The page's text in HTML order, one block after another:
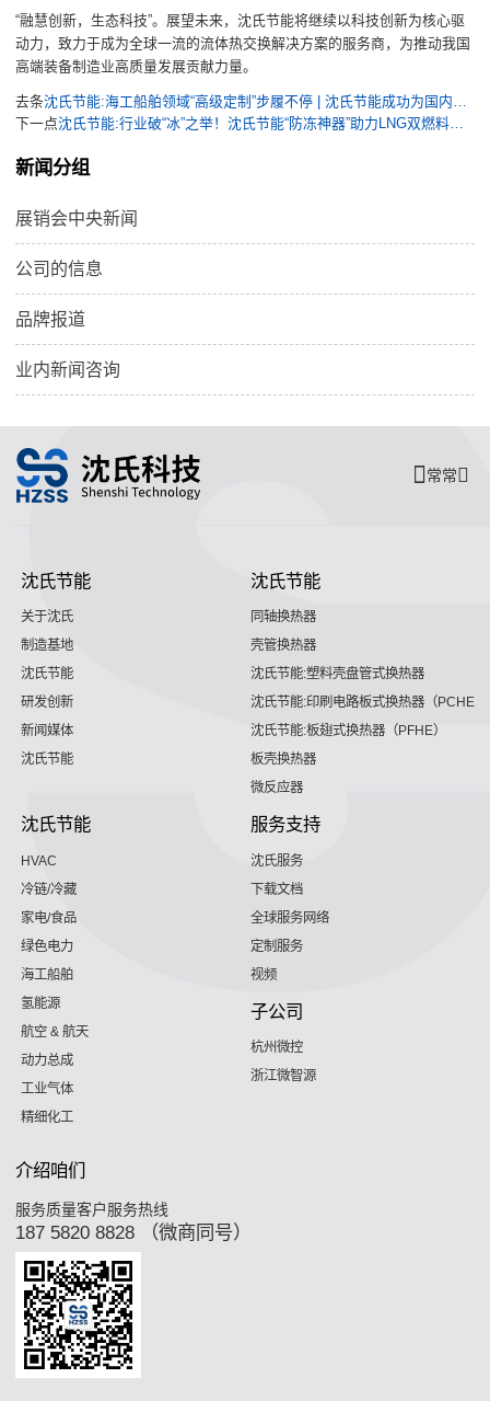
“融慧创新，生态科技”。展望未来，沈氏节能将继续以科技创新为核心驱
动力，致力于成为全球一流的流体热交换解决方案的服务商，为推动我国
高端装备制造业高质量发展贡献力量。
去条
沈氏节能:海工船舶领域“高级定制”步履不停 | 沈氏节能成功为国内第二大海洋油气平台交付高效热管理解决方案
下一点
沈氏节能:行业破“冰”之举！沈氏节能“防冻神器”助力LNG双燃料汽车运输船顺利交付
新闻分组
展销会中央新闻
公司的信息
品牌报道
业内新闻咨询
常常
沈氏节能
关于沈氏
制造基地
沈氏节能
研发创新
新闻媒体
沈氏节能
沈氏节能
同轴换热器
壳管换热器
沈氏节能:塑料壳盘管式换热器
沈氏节能:印刷电路板式换热器（PCHE）
沈氏节能:板翅式换热器（PFHE）
板壳换热器
微反应器
沈氏节能
HVAC
冷链/冷藏
家电/食品
绿色电力
海工船舶
氢能源
航空 & 航天
动力总成
工业气体
精细化工
服务支持
沈氏服务
下载文档
全球服务网络
定制服务
视频
子公司
杭州微控
浙江微智源
介绍咱们
服务质量客户服务热线
187 5820 8828 （微商同号）